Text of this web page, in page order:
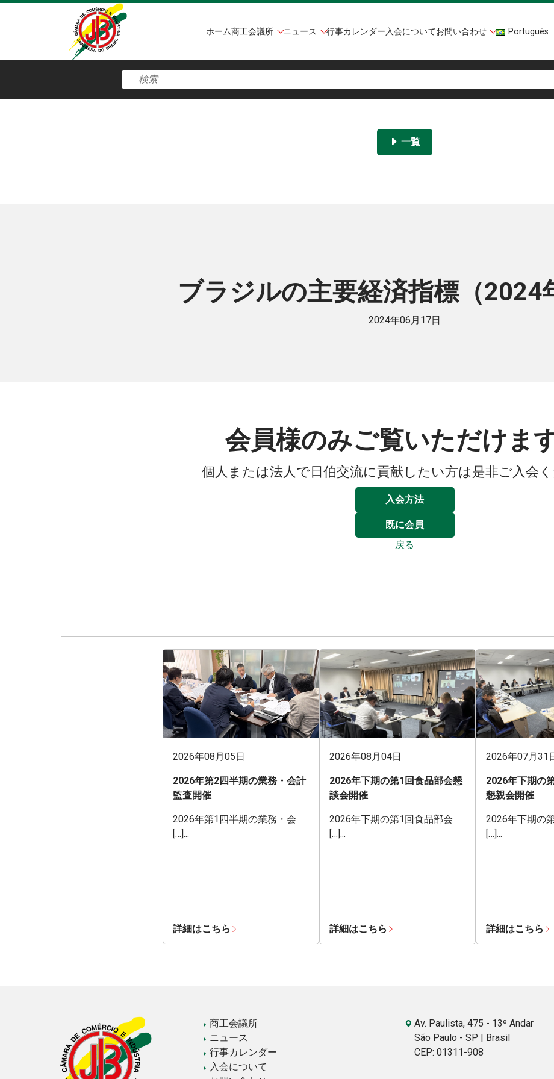
ホーム商工会議所 ニュース 行事カレンダー入会についてお問い合わせ Português
一覧
ブラジルの主要経済指標（2024
2024年06月17日
会員様のみご覧いただけます
個人または法人で日伯交流に貢献したい方は是非ご入会く
入会方法
既に会員
戻る
2026年08月05日
2026年第2四半期の業務・会計
監査開催
2026年第1四半期の業務・会
[…]...
詳細はこちら
2026年08月04日
2026年下期の第1回食品部会懇
談会開催
2026年下期の第1回食品部会
[…]...
詳細はこちら
2026年07月31
2026年下期の
懇親会開催
2026年下期の
[…]...
詳細はこちら
商工会議所
ニュース
行事カレンダー
入会について
Av. Paulista, 475 - 13º Andar
São Paulo - SP | Brasil
CEP: 01311-908